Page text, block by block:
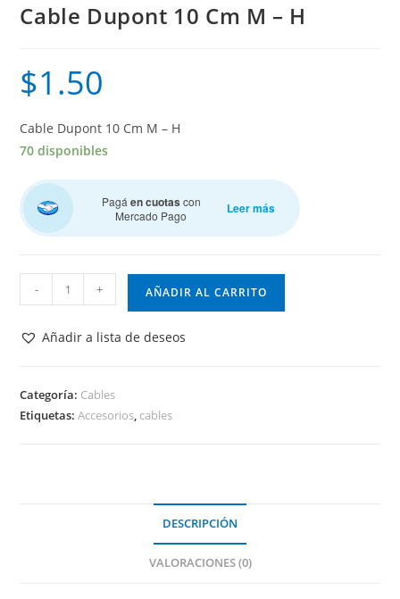
Cable Dupont 10 Cm M – H
$1.50
Cable Dupont 10 Cm M – H
70 disponibles
Pagáen cuotas con
Mercado Pago
Leer más
Dupont
10
–
H
- + AÑADIR AL CARRITO
Añadir a lista de deseos
Categoría: Cables
Etiquetas:Accesorios, cables
DESCRIPCIÓN
VALORACIONES (0)